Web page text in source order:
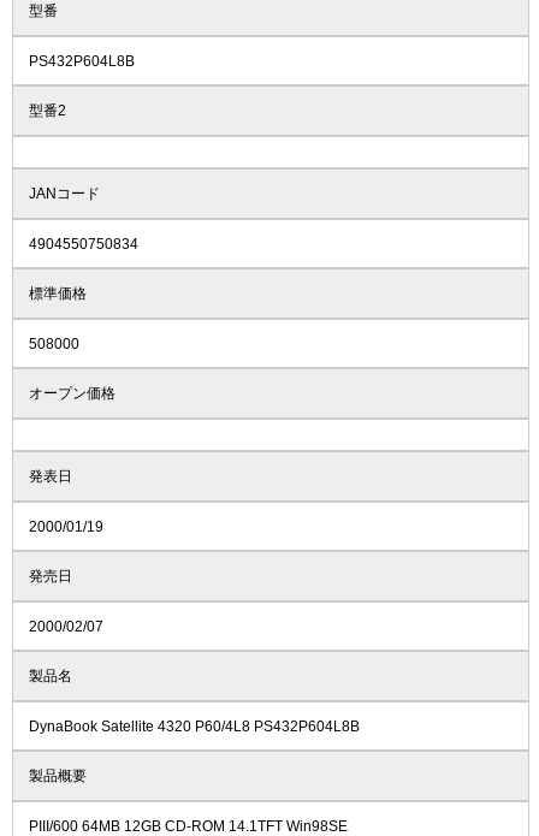
型番
PS432P604L8B
型番2
JANコード
4904550750834
標準価格
508000
オープン価格
発表日
2000/01/19
発売日
2000/02/07
製品名
DynaBook Satellite 4320 P60/4L8 PS432P604L8B
製品概要
PIII/600 64MB 12GB CD-ROM 14.1TFT Win98SE